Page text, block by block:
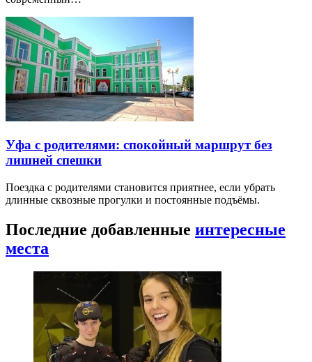
Уфа с родителями: спокойный маршрут без
лишней спешки
Поездка с родителями становится приятнее, если убрать
длинные сквозные прогулки и постоянные подъёмы.
Последние добавленные интересные
места